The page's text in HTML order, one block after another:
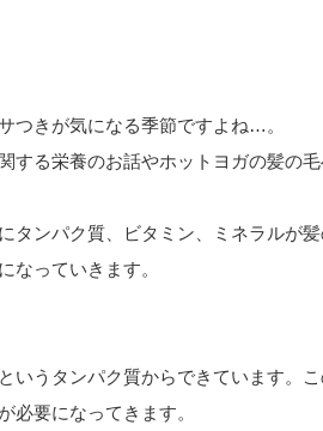
つきが気になる季節ですよね…。
する栄養のお話やホットヨガの髪の
タンパク質、ビタミン、ミネラルが
なっていきます。
いうタンパク質からできています。
必要になってきます。